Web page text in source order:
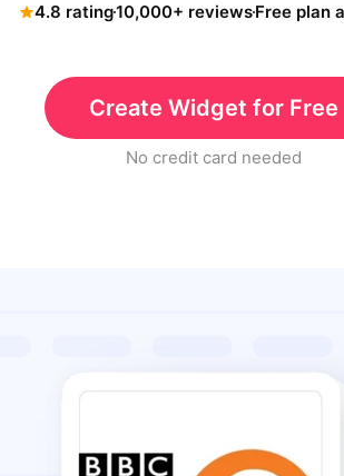
4.8 rating10,000+ reviewsFree plan
Create Widget for Free
No credit card needed